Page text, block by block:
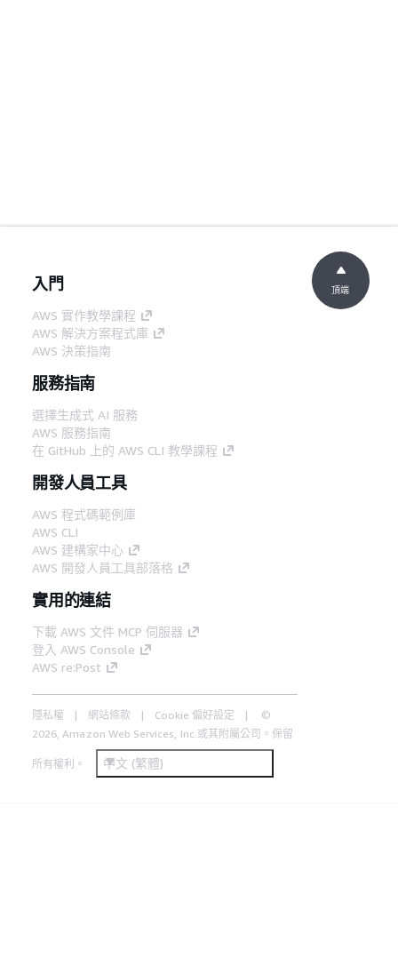
入門
AWS 實作教學課程
AWS 解決方案程式庫
AWS 決策指南
服務指南
選擇生成式 AI 服務
AWS 服務指南
在 GitHub 上的 AWS CLI 教學課程
開發人員工具
AWS 程式碼範例庫
AWS CLI
AWS 建構家中心
AWS 開發人員工具部落格
實用的連結
下載 AWS 文件 MCP 伺服器
登入 AWS Console
AWS re:Post
隱私權 網站條款 Cookie 偏好設定
©
2026, Amazon Web Services, Inc.或其附屬公司。保留
所有權利。 中文 (繁體)
頂端